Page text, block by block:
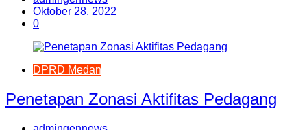
Oktober 28, 2022
0
DPRD Medan
Penetapan Zonasi Aktifitas Pedagang